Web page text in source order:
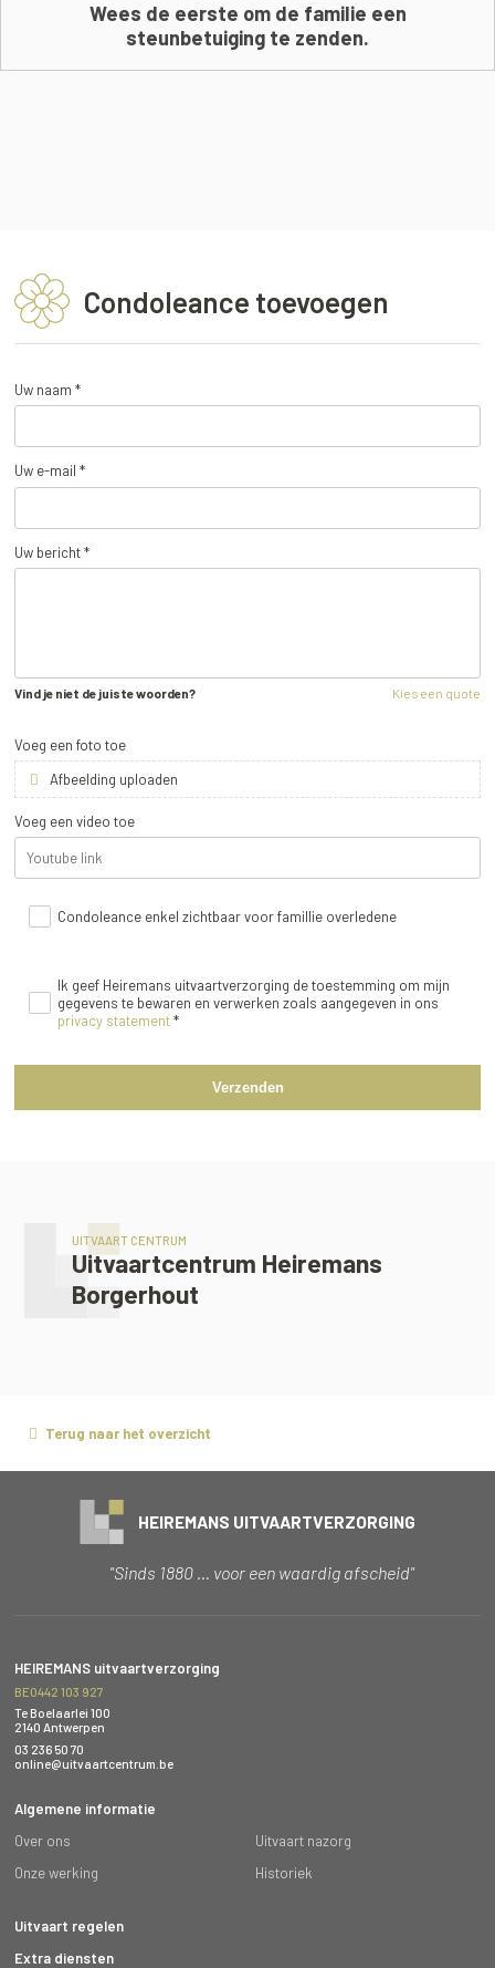
Wees de eerste om de familie een
steunbetuiging te zenden.
Condoleance toevoegen
Uw naam *
Uw e-mail *
Uw bericht *
Vind je niet de juiste woorden? Kies een quote
Voeg een foto toe
Afbeelding uploaden
Voeg een video toe
Condoleance enkel zichtbaar voor famillie overledene
Ik geef Heiremans uitvaartverzorging de toestemming om mijn
gegevens te bewaren en verwerken zoals aangegeven in ons
privacy statement*
Verzenden
UITVAART CENTRUM
Uitvaartcentrum Heiremans
Borgerhout
Terug naar het overzicht
HEIREMANS UITVAARTVERZORGING
"Sinds 1880 … voor een waardig afscheid"
HEIREMANS uitvaartverzorging
BE0442 103 927
Te Boelaarlei 100
2140 Antwerpen
03 236 50 70
online@uitvaartcentrum.be
Algemene informatie
Over ons
Uitvaart nazorg
Onze werking
Historiek
Uitvaart regelen
Extra diensten